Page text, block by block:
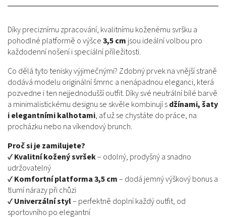
Díky preciznímu zpracování, kvalitnímu koženému svršku a
pohodlné platformě o výšce3,5 cm jsou ideální volbou pro
každodenní nošení i speciální příležitosti.
Co dělá tyto tenisky výjimečnými? Zdobný prvek na vnější straně
dodává modelu originální šmrnc a nenápadnou eleganci, která
pozvedne i ten nejjednodušší outfit. Díky své neutrální bílé barvě
a minimalistickému designu se skvěle kombinují sdžínami, šaty
i elegantními kalhotami, ať už se chystáte do práce, na
procházku nebo na víkendový brunch.
Proč si je zamilujete?
✔Kvalitní kožený svršek– odolný, prodyšný a snadno
udržovatelný
✔Komfortní platforma 3,5 cm– dodá jemný výškový bonus a
tlumí nárazy při chůzi
✔Univerzální styl– perfektně doplní každý outfit, od
sportovního po elegantní